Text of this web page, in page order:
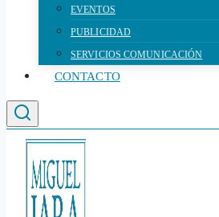
EVENTOS
PUBLICIDAD
SERVICIOS COMUNICACIÓN
CONTACTO